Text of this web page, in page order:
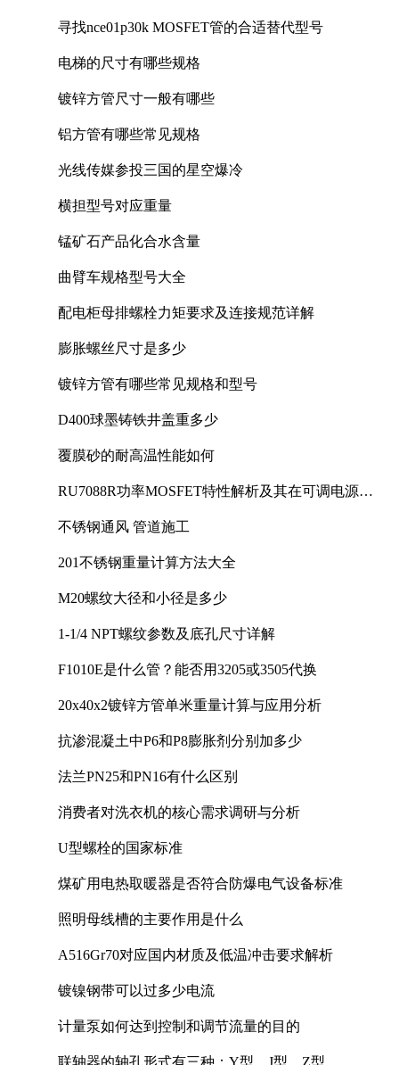
寻找nce01p30k MOSFET管的合适替代型号
电梯的尺寸有哪些规格
镀锌方管尺寸一般有哪些
铝方管有哪些常见规格
光线传媒参投三国的星空爆冷
横担型号对应重量
锰矿石产品化合水含量
曲臂车规格型号大全
配电柜母排螺栓力矩要求及连接规范详解
膨胀螺丝尺寸是多少
镀锌方管有哪些常见规格和型号
D400球墨铸铁井盖重多少
覆膜砂的耐高温性能如何
RU7088R功率MOSFET特性解析及其在可调电源设
不锈钢通风 管道施工
201不锈钢重量计算方法大全
M20螺纹大径和小径是多少
1-1/4 NPT螺纹参数及底孔尺寸详解
F1010E是什么管？能否用3205或3505代换
20x40x2镀锌方管单米重量计算与应用分析
抗渗混凝土中P6和P8膨胀剂分别加多少
法兰PN25和PN16有什么区别
消费者对洗衣机的核心需求调研与分析
U型螺栓的国家标准
煤矿用电热取暖器是否符合防爆电气设备标准
照明母线槽的主要作用是什么
A516Gr70对应国内材质及低温冲击要求解析
镀镍钢带可以过多少电流
计量泵如何达到控制和调节流量的目的
联轴器的轴孔形式有三种：Y型、J型、Z型